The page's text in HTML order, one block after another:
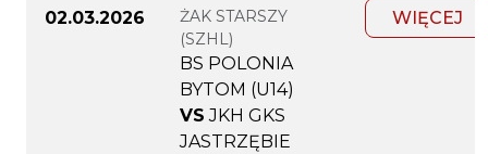
02.03.2026
ŻAK STARSZY
(SZHL)
BS POLONIA
BYTOM (U14)
VS JKH GKS
JASTRZĘBIE
WIĘCEJ